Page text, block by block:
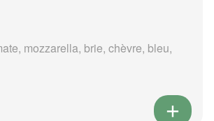
mozzarella, brie, chèvre, bleu,